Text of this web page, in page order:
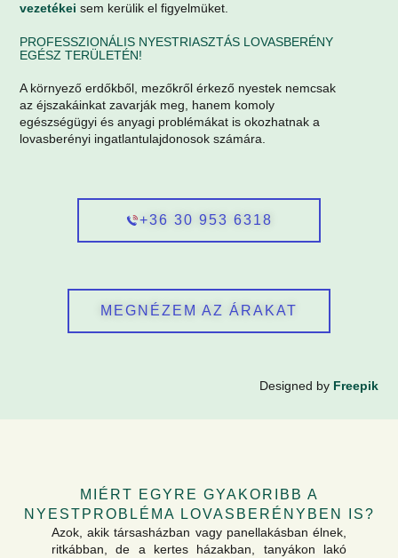
vezetékei sem kerülik el figyelmüket.
PROFESSZIONÁLIS NYESTRIASZTÁS LOVASBERÉNY
EGÉSZ TERÜLETÉN!
A környező erdőkből, mezőkről érkező nyestek nemcsak
az éjszakáinkat zavarják meg, hanem komoly
egészségügyi és anyagi problémákat is okozhatnak a
lovasberényi ingatlantulajdonosok számára.
+36 30 953 6318
MEGNÉZEM AZ ÁRAKAT
Designed by Freepik
MIÉRT EGYRE GYAKORIBB A
NYESTPROBLÉMA LOVASBERÉNYBEN IS?
Azok, akik társasházban vagy panellakásban élnek,
ritkábban, de a kertes házakban, tanyákon lakó